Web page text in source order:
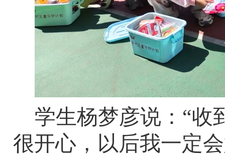
学生杨梦彦说： “收
很开心，以后我一定